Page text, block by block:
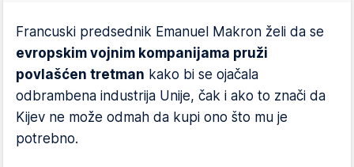
Francuski predsednik Emanuel Makron želi da se
evropskim vojnim kompanijama pruži
povlašćen tretman kako bi se ojačala
odbrambena industrija Unije, čak i ako to znači da
Kijev ne može odmah da kupi ono što mu je
potrebno.